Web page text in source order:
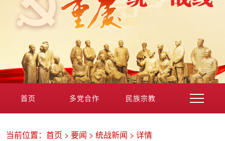
首页 多党合作 民族宗教
当前位置： 首页 > 要闻 > 统战新闻 > 详情